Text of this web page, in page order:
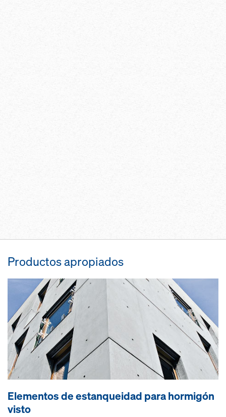
Productos apropiados
Elementos de estanqueidad para hormigón
visto